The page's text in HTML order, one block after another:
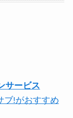
サービス
ブ!がおすすめ